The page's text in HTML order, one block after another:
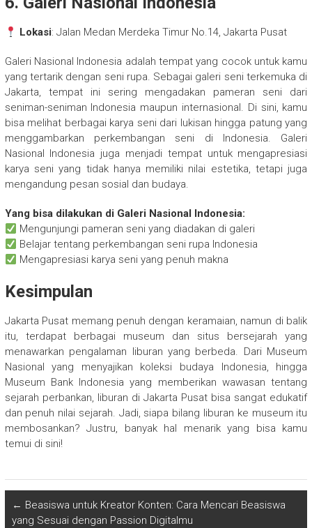
Lokasi: Jalan Medan Merdeka Timur No.14, Jakarta Pusat
Galeri Nasional Indonesia adalah tempat yang cocok untuk kamu
yang tertarik dengan seni rupa. Sebagai galeri seni terkemuka di
Jakarta, tempat ini sering mengadakan pameran seni dari
seniman-seniman Indonesia maupun internasional. Di sini, kamu
bisa melihat berbagai karya seni dari lukisan hingga patung yang
menggambarkan perkembangan seni di Indonesia. Galeri
Nasional Indonesia juga menjadi tempat untuk mengapresiasi
karya seni yang tidak hanya memiliki nilai estetika, tetapi juga
mengandung pesan sosial dan budaya.
Yang bisa dilakukan di Galeri Nasional Indonesia:
Mengunjungi pameran seni yang diadakan di galeri
Belajar tentang perkembangan seni rupa Indonesia
Mengapresiasi karya seni yang penuh makna
Kesimpulan
Jakarta Pusat memang penuh dengan keramaian, namun di balik
itu, terdapat berbagai museum dan situs bersejarah yang
menawarkan pengalaman liburan yang berbeda. Dari Museum
Nasional yang menyajikan koleksi budaya Indonesia, hingga
Museum Bank Indonesia yang memberikan wawasan tentang
sejarah perbankan, liburan di Jakarta Pusat bisa sangat edukatif
dan penuh nilai sejarah. Jadi, siapa bilang liburan ke museum itu
membosankan? Justru, banyak hal menarik yang bisa kamu
temui di sini!
← Beasiswa untuk Kreator Konten: Cara Mencari Beasiswa
yang Sesuai dengan Passion Digitalmu